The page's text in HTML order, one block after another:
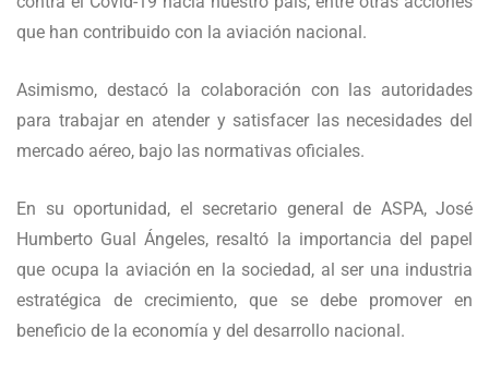
que han contribuido con la aviación nacional.
Asimismo, destacó la colaboración con las autoridades
para trabajar en atender y satisfacer las necesidades del
mercado aéreo, bajo las normativas oficiales.
En su oportunidad, el secretario general de ASPA, José
Humberto Gual Ángeles, resaltó la importancia del papel
que ocupa la aviación en la sociedad, al ser una industria
estratégica de crecimiento, que se debe promover en
beneficio de la economía y del desarrollo nacional.